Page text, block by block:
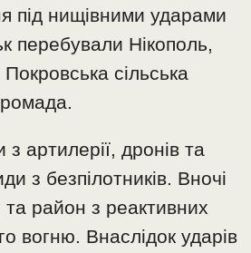
під нищівними ударами
перебували Нікополь,
сільська
артилерії, дронів та
з безпілотників. Вночі
та район з реактивних
вогню. Внаслідок ударів